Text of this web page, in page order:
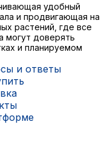
удобный
и продвигающая на
растений, где все
могут доверять
и планируемом
и ответы